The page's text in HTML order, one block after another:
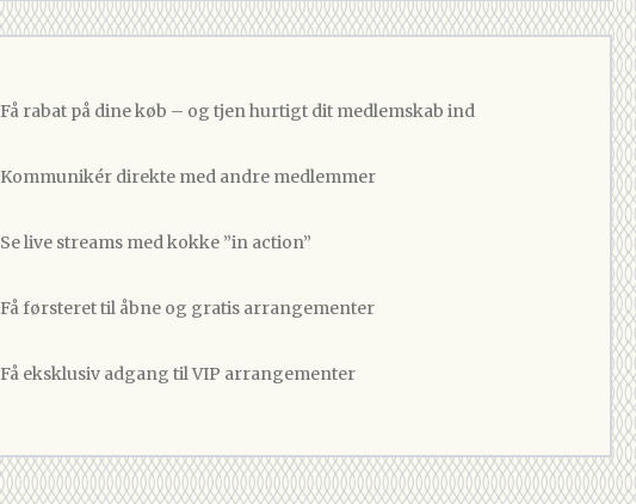
Få rabat på dine køb – og tjen hurtigt dit medlemskab ind
Kommunikér direkte med andre medlemmer
Se live streams med kokke ”in action”
Få førsteret til åbne og gratis arrangementer
Få eksklusiv adgang til VIP arrangementer